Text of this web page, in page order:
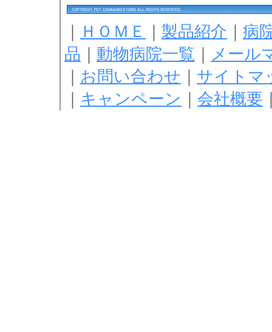
ＨＯＭＥ 製品紹介
病
品
動物病院一覧
メール
お問い合わせ
サイトマ
キャンペーン 会社概要